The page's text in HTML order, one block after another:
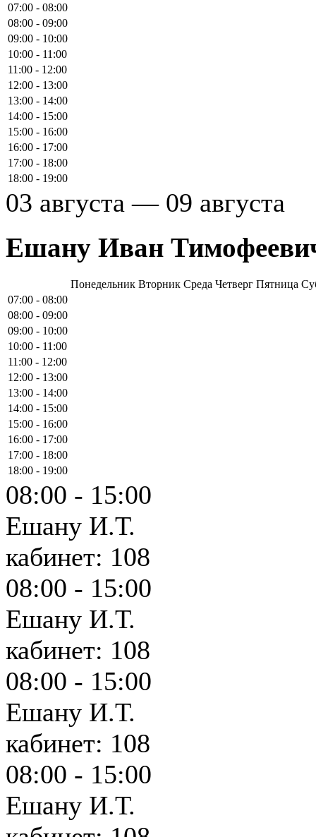
07:00 - 08:00
08:00 - 09:00
09:00 - 10:00
10:00 - 11:00
11:00 - 12:00
12:00 - 13:00
13:00 - 14:00
14:00 - 15:00
15:00 - 16:00
16:00 - 17:00
17:00 - 18:00
18:00 - 19:00
03 августа — 09 августа
Ешану Иван
Понедельник Вторник Среда Четверг Пятница
07:00 - 08:00
08:00 - 09:00
09:00 - 10:00
10:00 - 11:00
11:00 - 12:00
12:00 - 13:00
13:00 - 14:00
14:00 - 15:00
15:00 - 16:00
16:00 - 17:00
17:00 - 18:00
18:00 - 19:00
08:00 - 15:00
Ешану И.Т.
кабинет: 108
08:00 - 15:00
Ешану И.Т.
кабинет: 108
08:00 - 15:00
Ешану И.Т.
кабинет: 108
08:00 - 15:00
Ешану И.Т.